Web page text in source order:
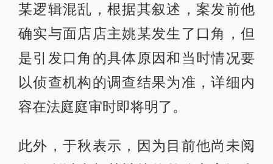
某逻辑混乱，根据其叙述，案发前他
确实与面店店主姚某发生了口角，但
是引发口角的具体原因和当时情况要
以侦查机构的调查结果为准，详细内
容在法庭庭审时即将明了。
此外，于秋表示，因为目前他尚未阅